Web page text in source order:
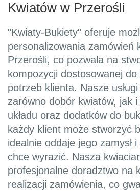
Kwiatów w Przerośli
"Kwiaty-Bukiety" oferuje
personalizowania zamówień
Przerośli, co pozwala na
kompozycji dostosowanej
potrzeb klienta. Nasze
zarówno dobór kwiatów, jak
układu oraz dodatków do
każdy klient może stworzyć
idealnie oddaje jego zamysł
chce wyrazić. Nasza
profesjonalne doradztwo na
realizacji zamówienia, co